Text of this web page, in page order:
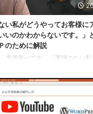
い私がどうやってお客様に
いのかわからないです。」
のために解説
鬼塚祐一です。 「実績のない
お悩みが届きましたので回答
を始めて半年ほどだそうです。
です。 Ｑ：「実績のない私がど
ールすればいいのかわからない